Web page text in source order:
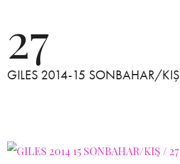
27
GILES 2014-15 SONBAHAR/KIŞ